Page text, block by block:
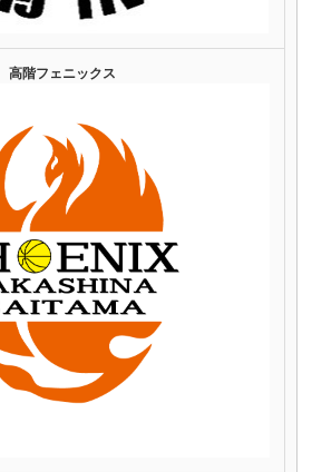
高階フェニックス